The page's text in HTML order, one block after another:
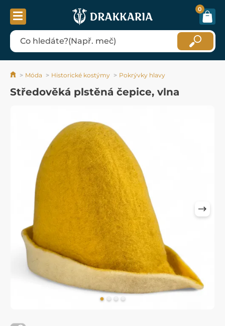
0
Móda Historické kostýmy Pokrývky hlavy
Středověká plstěná čepice, vlna